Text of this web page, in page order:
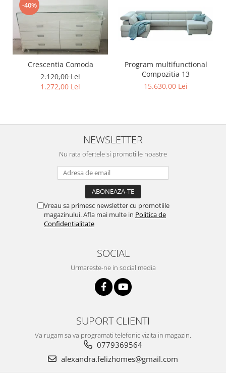
-40%
Crescentia Comoda
2.120,00 Lei
1.272,00 Lei
Program multifunctional
Compozitia 13
15.630,00 Lei
NEWSLETTER
Nu rata ofertele si promotiile noastre
Vreau sa primesc newsletter cu promotiile
magazinului. Afla mai multe in Politica de
Confidentialitate
SOCIAL
Urmareste-ne in social media
SUPORT CLIENTI
Va rugam sa va programati telefonic vizita in magazin.
0779369564
alexandra.felizhomes@gmail.com